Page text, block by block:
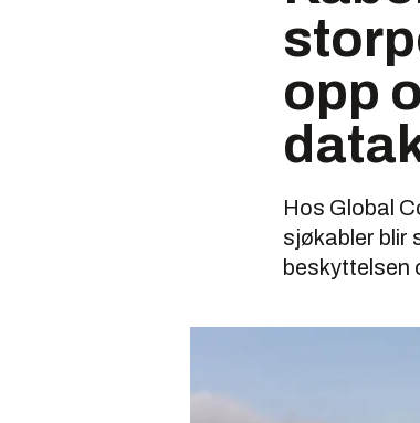
opp
Hos Global
sjøkabler blir
beskyttelsen